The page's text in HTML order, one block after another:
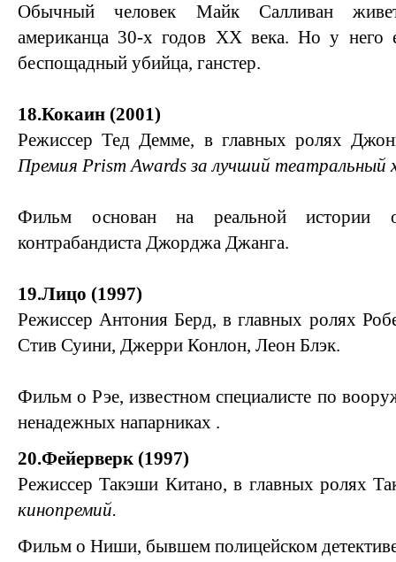
Обычный человек Майк Салливан
американца 30-х годов XX века. Но у
беспощадный убийца, ганстер.
18.Кокаин (2001)
Режиссер Тед Демме, в главных ролях
Премия Prism Awards за лучший
Фильм основан на реальной истории
контрабандиста Джорджа Джанга.
19.Лицо (1997)
Режиссер Антония Берд, в главных ролях
Стив Суини, Джерри Конлон, Леон Блэк.
Фильм о Рэе, известном специалисте по
ненадежных напарниках .
20.Фейерверк (1997)
Режиссер Такэши Китано, в главных ролях
кинопремий.
Фильм о Ниши, бывшем полицейском